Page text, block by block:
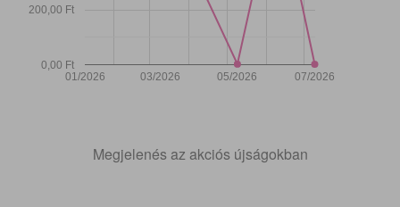
01/2026 03/2026 05/2026 07/2026
0,00 Ft
200,00 Ft
Megjelenés az akciós újságokban